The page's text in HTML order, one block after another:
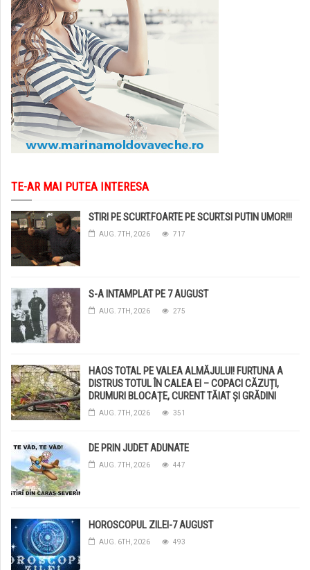
TE-AR MAI PUTEA INTERESA
STIRI PE SCURT.FOARTE PE SCURT.SI PUTIN UMOR!!!
AUG. 7TH, 2026 717
S-A INTAMPLAT PE 7 AUGUST
AUG. 7TH, 2026 275
HAOS TOTAL PE VALEA ALMĂJULUI! FURTUNA A
DISTRUS TOTUL ÎN CALEA EI – COPACI CĂZUȚI,
DRUMURI BLOCAȚE, CURENT TĂIAT ȘI GRĂDINI
DISTRUSE DE GRINDINĂ!
AUG. 7TH, 2026 351
DE PRIN JUDET ADUNATE
AUG. 7TH, 2026 447
HOROSCOPUL ZILEI-7 AUGUST
AUG. 6TH, 2026 493